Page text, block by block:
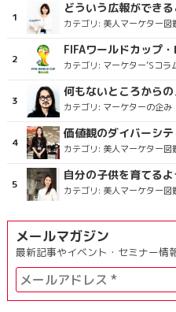
どういう広報ができ
カテゴリ: 美人マーケター図
FIFAワールドカップ
カテゴリ: マーケター’Sコラ
何もないところから
カテゴリ: マーケターの企み
価値観のダイバーシ
カテゴリ: 美人マーケター図
自分の子供を育てる
カテゴリ: 美人マーケター図
メールマガジン
最新記事やイベント・セミナー情